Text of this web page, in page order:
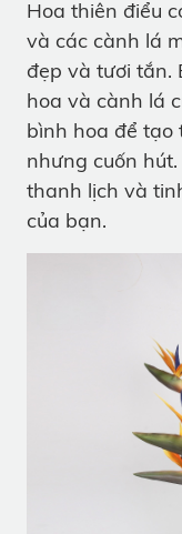
Hoa thiên điểu
và các cành lá
đẹp và tươi tắn.
hoa và cành lá
bình hoa để tạo
nhưng cuốn
thanh lịch và
của bạn.